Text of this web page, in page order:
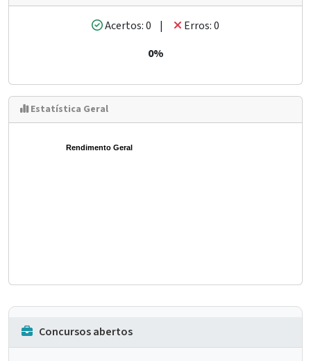
Acertos: 0 |
Erros: 0
0%
Estatística Geral
Rendimento Geral
Concursos abertos